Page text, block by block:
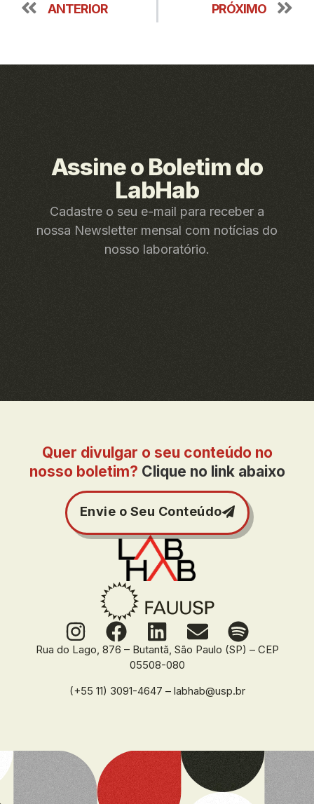
ANTERIOR PRÓXIMO
Assine o Boletim do
LabHab
Cadastre o seu e-mail para receber a
nossa Newsletter mensal com notícias do
nosso laboratório.
Rua do Lago, 876 – Butantã, São Paulo (SP) – CEP
05508-080
(+55 11) 3091-4647 – labhab@usp.br
Quer divulgar o seu conteúdo no
nosso boletim? Clique no link abaixo
Envie o Seu Conteúdo